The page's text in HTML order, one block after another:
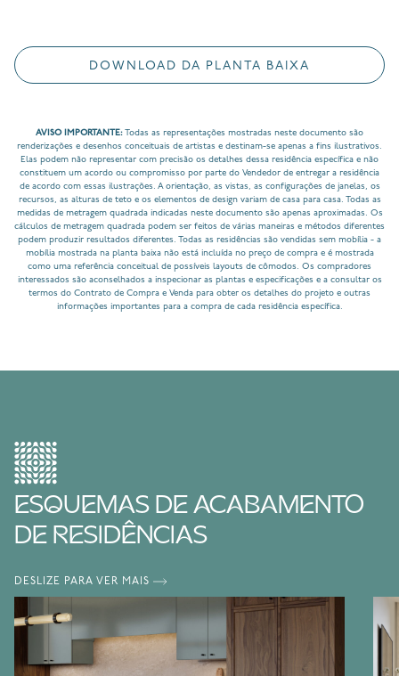
DOWNLOAD DA PLANTA BAIXA
AVISO IMPORTANTE:Todas as representações mostradas neste documento são
renderizações e desenhos conceituais de artistas e destinam-se apenas a fins ilustrativos.
Elas podem não representar com precisão os detalhes dessa residência específica e não
constituem um acordo ou compromisso por parte do Vendedor de entregar a residência
de acordo com essas ilustrações. A orientação, as vistas, as configurações de janelas, os
recursos, as alturas de teto e os elementos de design variam de casa para casa. Todas as
medidas de metragem quadrada indicadas neste documento são apenas aproximadas. Os
cálculos de metragem quadrada podem ser feitos de várias maneiras e métodos diferentes
podem produzir resultados diferentes. Todas as residências são vendidas sem mobília - a
mobília mostrada na planta baixa não está incluída no preço de compra e é mostrada
como uma referência conceitual de possíveis layouts de cômodos. Os compradores
interessados são aconselhados a inspecionar as plantas e especificações e a consultar os
termos do Contrato de Compra e Venda para obter os detalhes do projeto e outras
informações importantes para a compra de cada residência específica.
ESQUEMAS DE ACABAMENTO
DE RESIDÊNCIAS
DESLIZE PARA VER MAIS